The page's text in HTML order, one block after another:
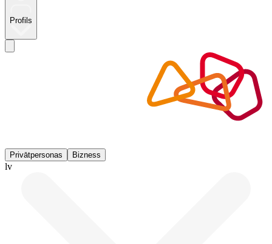
Profils
Privātpersonas Bizness
lv